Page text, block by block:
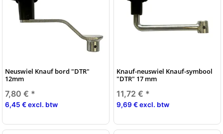
Neuswiel Knauf bord "DTR"
12mm
7,80 € *
6,45 € excl. btw
Knauf-neuswiel Knauf-symbool
"DTR" 17 mm
11,72 € *
9,69 € excl. btw